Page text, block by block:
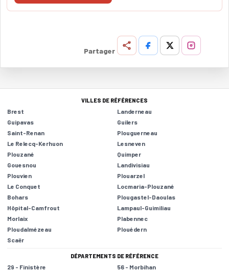
Partager
VILLES DE RÉFÉRENCES
Brest
Landerneau
Guipavas
Guilers
Saint-Renan
Plouguerneau
Le Relecq-Kerhuon
Lesneven
Plouzané
Quimper
Gouesnou
Landivisiau
Plouvien
Plouarzel
Le Conquet
Locmaria-Plouzané
Bohars
Plougastel-Daoulas
Hôpital-Camfrout
Lampaul-Guimiliau
Morlaix
Plabennec
Ploudalmézeau
Plouédern
Scaër
DÉPARTEMENTS DE RÉFÉRENCE
29 - Finistère 56 - Morbihan